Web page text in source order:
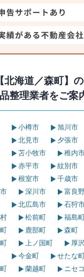
【北海道／森町】の
整理業者をご案
小樽市 旭川市
北見市 夕張市
苫小牧市 稚内
赤平市 紋別市
根室市 千歳市
深川市 富良
北広島市 石狩
松前町 福島
鹿部町 森町
上ノ国町
厚
今金町 せたな
蘭越町 ニセ